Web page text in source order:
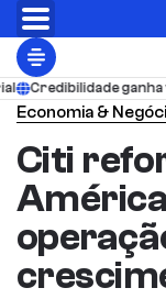
ganha valor em meio
Economia &
Citi